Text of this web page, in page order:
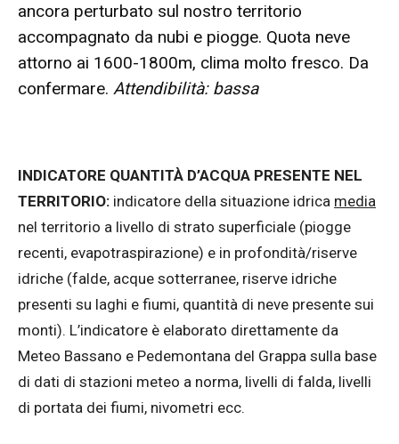
ancora perturbato sul nostro territorio
accompagnato da nubi e piogge. Quota neve
attorno ai 1600-1800m, clima molto fresco. Da
confermare. Attendibilità: bassa
INDICATORE QUANTITÀ D’ACQUA PRESENTE NEL
TERRITORIO: indicatore della situazione idrica media
nel territorio a livello di strato superficiale (piogge
recenti, evapotraspirazione) e in profondità/riserve
idriche (falde, acque sotterranee, riserve idriche
presenti su laghi e fiumi, quantità di neve presente sui
monti). L’indicatore è elaborato direttamente da
Meteo Bassano e Pedemontana del Grappa sulla base
di dati di stazioni meteo a norma, livelli di falda, livelli
di portata dei fiumi, nivometri ecc.